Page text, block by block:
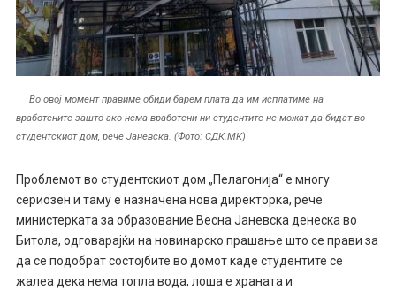
Во овој момент правиме обиди барем плата да им исплатиме на
вработените зашто ако нема вработени ни студентите не можат да бидат во
студентскиот дом, рече Јаневска. (Фото: СДК.МК)
Проблемот во студентскиот дом „Пелагонија“ е многу
сериозен и таму е назначена нова директорка, рече
министерката за образование Весна Јаневска денеска во
Битола, одговарајќи на новинарско прашање што се прави за
да се подобрат состојбите во домот каде студентите се
жалеа дека нема топла вода, лоша е храната и